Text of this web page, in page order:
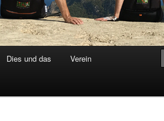
Dies und das Verein